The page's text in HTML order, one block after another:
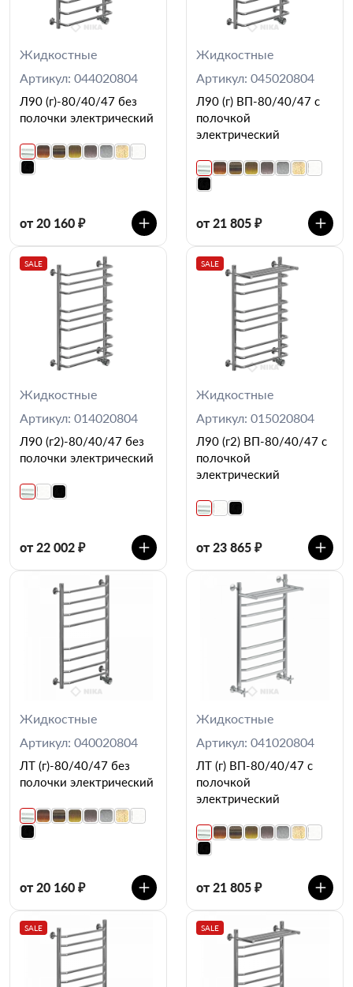
Жидкостные
Артикул: 044020804
Л90 (г)-80/40/47 без
полочки электрический
от 20 160 ₽
Жидкостные
Артикул: 045020804
Л90 (г) ВП-80/40/47 с
полочкой
электрический
от 21 805 ₽
SALE
Жидкостные
Артикул: 014020804
Л90 (г2)-80/40/47 без
полочки электрический
от 22 002 ₽
SALE
Жидкостные
Артикул: 015020804
Л90 (г2) ВП-80/40/47 с
полочкой
электрический
от 23 865 ₽
Жидкостные
Артикул: 040020804
ЛТ (г)-80/40/47 без
полочки электрический
от 20 160 ₽
Жидкостные
Артикул: 041020804
ЛТ (г) ВП-80/40/47 с
полочкой
электрический
от 21 805 ₽
SALE SALE